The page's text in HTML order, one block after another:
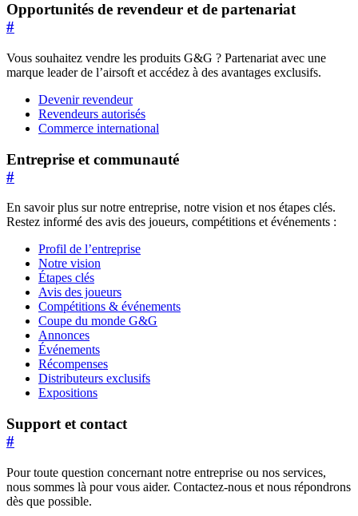
Opportunités de revendeur et de partenariat
#
Vous souhaitez vendre les produits G&G ? Partenariat avec une
marque leader de l’airsoft et accédez à des avantages exclusifs.
Devenir revendeur
Revendeurs autorisés
Commerce international
Entreprise et communauté
#
En savoir plus sur notre entreprise, notre vision et nos étapes clés.
Restez informé des avis des joueurs, compétitions et événements :
Profil de l’entreprise
Notre vision
Étapes clés
Avis des joueurs
Compétitions & événements
Coupe du monde G&G
Annonces
Événements
Récompenses
Distributeurs exclusifs
Expositions
Support et contact
#
Pour toute question concernant notre entreprise ou nos services,
nous sommes là pour vous aider. Contactez-nous et nous répondrons
dès que possible.